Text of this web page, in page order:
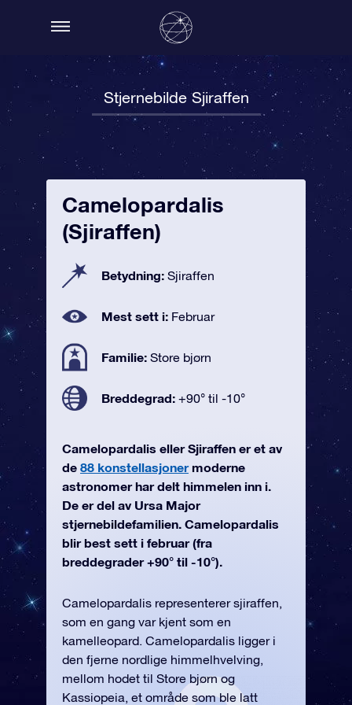
Stjernebilde Sjiraffen
Camelopardalis
(Sjiraffen)
Betydning: Sjiraffen
Mest sett i: Februar
Familie: Store bjørn
Breddegrad: +90° til -10°
Camelopardalis eller Sjiraffen er et av
de 88 konstellasjonermoderne
astronomer har delt himmelen inn i.
De er del av Ursa Major
stjernebildefamilien. Camelopardalis
blir best sett i februar (fra
breddegrader +90° til -10°).
Camelopardalis representerer sjiraffen,
som en gang var kjent som en
kamelleopard. Camelopardalis ligger i
den fjerne nordlige himmelhvelving,
mellom hodet til Store bjørn og
Kassiopeia, et område som ble latt